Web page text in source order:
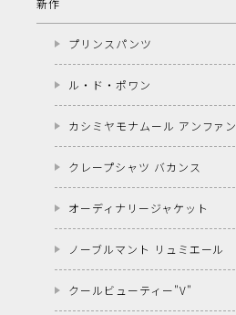
プリンスパンツ
ル・ド・ポワン
カシミヤモナムール アンファン
クレープシャツ バカンス
オーディナリージャケット
ノーブルマント リュミエール
クールビューティー"V"